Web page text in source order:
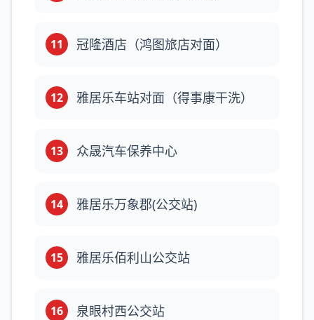
11 冠隆酒店（鸿图旅店对面）
12 雅居乐车站对面（得事康干洗）
13 众晟汽车保养中心
14 雅居乐万象郡(公交站)
15 雅居乐佰利山公交站
16 泉眼村西公交站